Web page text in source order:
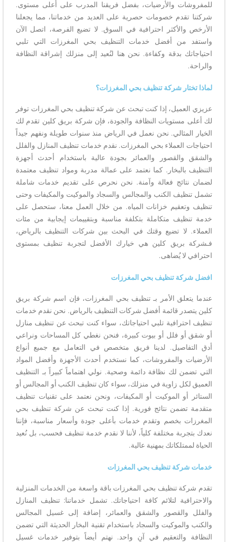
للمفروشات والأرضيات، بفضل فريقنا المدرب على أعلى مستوى.
شركتنا تقدم خصومات حصرية على العديد من خدماتنا، مما يجعلنا
الأرخص والأكثر احترافية في السوق. لا تضيع الفرصة، اتصل الآن
واستفد من أفضل خدمات التنظيف بحي المغرزات التي تلبي
احتياجاتك بدقة وكفاءة. نحن هنا لنُعيد إلى منزلك إشراقة النظافة
والراحة.
لماذا تختار شركة تنظيف بحي المغرزات؟
عزيزي العميل، إذا كنت تبحث عن شركة تنظيف بحي المغرزات توفر
لك أعلى مستويات النظافة والجودة، فإن شركة بريق كلين تقدم لك
الخيار المثالي. نحن نعمل في الرياض منذ سنوات طويلة ونفهم جيداً
احتياجات العملاء بحي المغرزات. نقدم خدمات تنظيف المنازل والفلل
والشقق والقصور والعمائر بجودة عالية باستخدام أحدث أجهزة
التنظيف بالبخار. كما نعتمد على عمالة مدربة ومواد تنظيف معتمدة
لضمان نتائج فعالة وآمنة. نحن نحرص على تقديم خدمات شاملة
تشمل تنظيف الكنب والمجالس والسجاد والموكيت والمكيفات وحتى
تنظيف وتعقيم خزانات المياه. من خلال العمل معنا، ستحصل على
خدمة تنظيف متكاملة بتكلفة مناسبة وبتقييمات إيجابية من مئات
العملاء. لا تضيع وقتك في البحث بين شركات التنظيف بالرياض،
فـشركة بريق كلين هي خيارك الأفضل لتجربة تنظيف بمستوى
احترافي لا يُضاهى.
افضل شركة تنظيف بحي المغرزات
عندما يتعلق الأمر بـ تنظيف بحي المغرزات، فإن اسم شركة بريق
كلين يتصدر قائمة أفضل شركات التنظيف بالرياض. نحن نقدم خدمات
تنظيف احترافية تلبي احتياجاتك، سواء كنت تبحث عن تنظيف منازل
أو شقق أو فلل أو بيوت كبيرة، فنحن نغطي كل المساحات ونراعي
أدق التفاصيل. لدينا فريق متخصص في التعامل مع جميع أنواع
الأرضيات والمفروشات، كما نستخدم أحدث الأجهزة وأفضل المواد
التي تضمن لك نظافة دائمة وصحية. نولي اهتماماً كبيراً بـ التنظيف
العميق لكل زاوية في منزلك، سواء كان تنظيف الكنب أو المجالس أو
الستائر أو الموكيت أو المكيفات، ونحن نعتمد على تقنيات تنظيف
متقدمة تضمن نتائج فورية. إذا كنت تبحث عن شركة تنظيف بحي
المغرزات بخصم وتقدم خدمات بأعلى جودة وأسعار مناسبة، فإننا
نعدك بتجربة مختلفة كلياً، لأننا لا نقدم خدمة تنظيف فحسب، بل نُعيد
الحياة لممتلكاتك بمهنية عالية.
خدمات شركة تنظيف بحي المغرزات
تقدم شركة تنظيف بحي المغرزات باقة واسعة من الخدمات المنزلية
والاحترافية لتلائم كافة احتياجاتك. تشمل خدماتنا: تنظيف المنازل
والفلل والقصور والشقق والعمائر، إضافة إلى غسيل المجالس
والكنب والموكيت والسجاد باستخدام تقنية البخار الحديثة التي تضمن
النظافة والتعقيم في آنٍ واحد. نهتم أيضاً بتوفير خدمات غسيل